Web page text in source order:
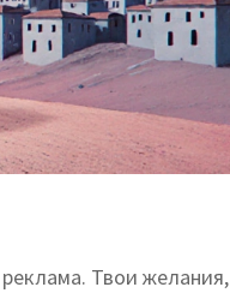
Твои желания,